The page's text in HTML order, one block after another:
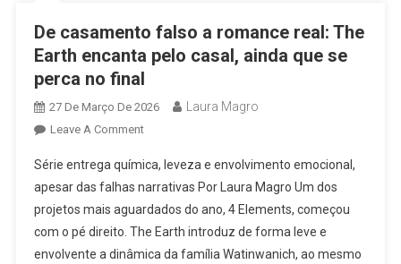
Fãs
De casamento falso a romance real: The
Earth encanta pelo casal, ainda que se
perca no final
27 De Março De 2026 Laura Magro
Leave A CommentOn
Casamento
Falso
A
Romance
Real:
Série entrega química, leveza e envolvimento emocional,
apesar das falhas narrativas Por Laura Magro Um dos
projetos mais aguardados do ano, 4 Elements, começou
com o pé direito. The Earth introduz de forma leve e
envolvente a dinâmica da família Watinwanich, ao mesmo